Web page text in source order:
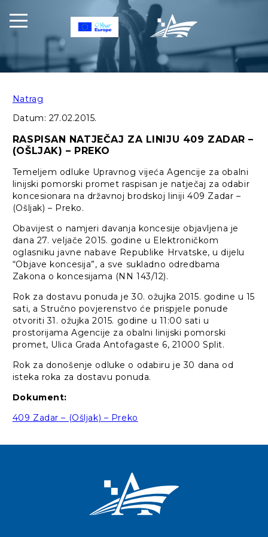
Natrag
Datum: 27.02.2015.
RASPISAN NATJEČAJ ZA LINIJU 409 ZADAR –
(OŠLJAK) – PREKO
Temeljem odluke Upravnog vijeća Agencije za obalni
linijski pomorski promet raspisan je natječaj za odabir
koncesionara na državnoj brodskoj liniji 409 Zadar –
(Ošljak) – Preko.
Obavijest o namjeri davanja koncesije objavljena je
dana 27. veljače 2015. godine u Elektroničkom
oglasniku javne nabave Republike Hrvatske, u dijelu
“Objave koncesija”, a sve sukladno odredbama
Zakona o koncesijama (NN 143/12).
Rok za dostavu ponuda je 30. ožujka 2015. godine u 15
sati, a Stručno povjerenstvo će prispjele ponude
otvoriti 31. ožujka 2015. godine u 11:00 sati u
prostorijama Agencije za obalni linijski pomorski
promet, Ulica Grada Antofagaste 6, 21000 Split.
Rok za donošenje odluke o odabiru je 30 dana od
isteka roka za dostavu ponuda.
Dokument:
409 Zadar – (Ošljak) – Preko